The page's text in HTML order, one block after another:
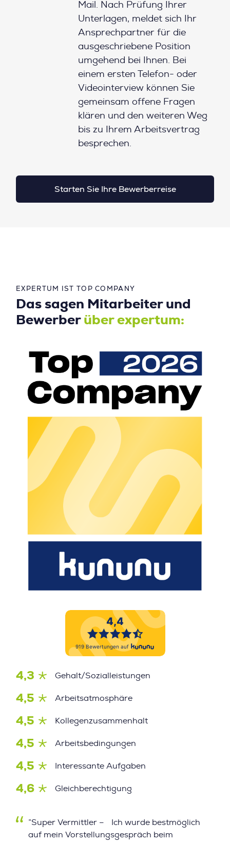
Mail. Nach Prüfung Ihrer
Unterlagen, meldet sich Ihr
Ansprechpartner für die
ausgeschriebene Position
umgehend bei Ihnen. Bei
einem ersten Telefon- oder
Videointerview können Sie
gemeinsam offene Fragen
klären und den weiteren Weg
bis zu Ihrem Arbeitsvertrag
besprechen.
Starten Sie Ihre Bewerberreise
EXPERTUM IST TOP COMPANY
Das sagen Mitarbeiter und
Bewerber über expertum:
4,3 Gehalt/Sozialleistungen
4,5 Arbeitsatmosphäre
4,5 Kollegenzusammenhalt
4,5 Arbeitsbedingungen
4,5 Interessante Aufgaben
4,6 Gleichberechtigung
”Super Vermittler – Ich wurde bestmöglich
auf mein Vorstellungsgespräch beim